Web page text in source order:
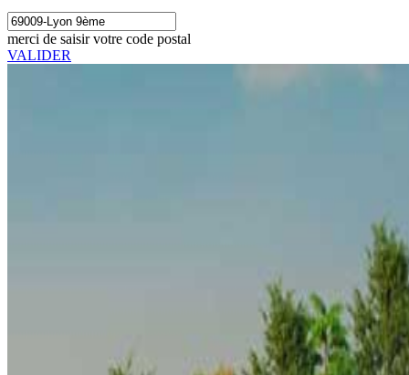
merci de saisir votre code postal
VALIDER